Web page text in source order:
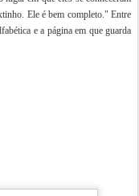
Ele é bem completo." Entre
e a página em que guarda